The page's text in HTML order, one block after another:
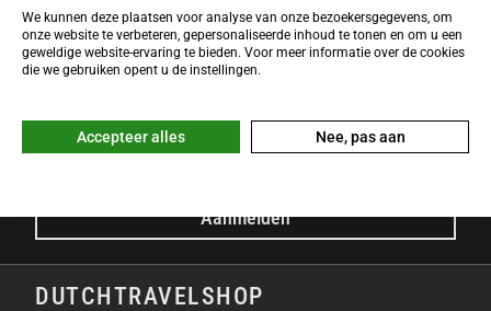
NIEUWSBRIEF
Meld je nu gratis aan voor de DTS-Nieuwsbrief en ontvang het
E-mailadres
Aanmelden
DUTCHTRAVELSHOP
We kunnen deze plaatsen voor analyse van onze bezoekersgegevens, om
onze website te verbeteren, gepersonaliseerde inhoud te tonen en om u een
geweldige website-ervaring te bieden. Voor meer informatie over de cookies
die we gebruiken opent u de instellingen.
Accepteer alles Nee, pas aan